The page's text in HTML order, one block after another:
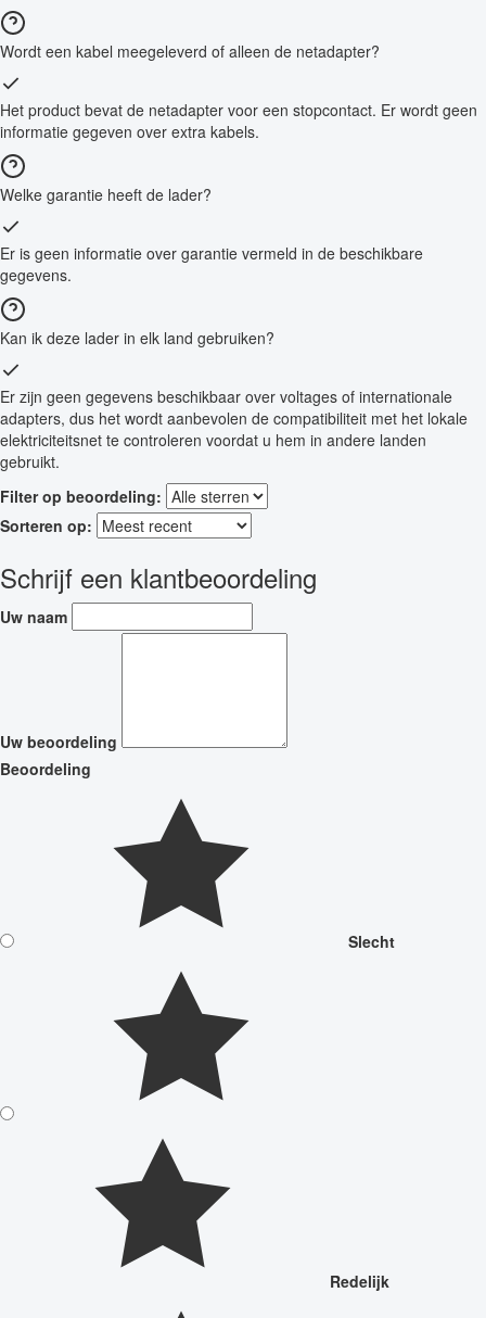
Wordt een kabel meegeleverd of alleen de netadapter?
Het product bevat de netadapter voor een stopcontact. Er wordt geen
informatie gegeven over extra kabels.
Welke garantie heeft de lader?
Er is geen informatie over garantie vermeld in de beschikbare
gegevens.
Kan ik deze lader in elk land gebruiken?
Er zijn geen gegevens beschikbaar over voltages of internationale
adapters, dus het wordt aanbevolen de compatibiliteit met het lokale
elektriciteitsnet te controleren voordat u hem in andere landen
gebruikt.
Filter op beoordeling:
Sorteren op:
Schrijf een klantbeoordeling
Uw naam
Uw beoordeling
Beoordeling
Slecht
Redelijk